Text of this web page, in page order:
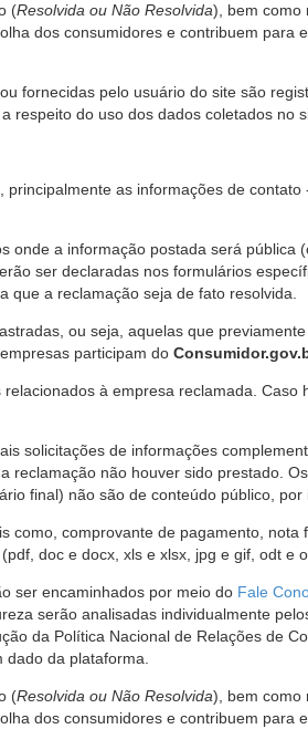
(Resolvida ou Não Resolvida), bem como
dos consumidores e contribuem para
fornecidas pelo usuário do site são
respeito do uso dos dados coletados no
as informações de
a informação postada será pública
ser declaradas nos formulários
a reclamação seja de fato resolvida.
ou seja, aquelas que
participam do
à empresa reclamada.
solicitações de informações
não houver sido prestado.
final) não são de conteúdo público,
comprovante de pagamento,
doc e docx, xls e xlsx, jpg e gif, odt e
ser encaminhados por meio do Fale
serão analisadas individualmente
da Política Nacional de Relações de
da plataforma.
(Resolvida ou Não Resolvida), bem como
dos consumidores e contribuem para